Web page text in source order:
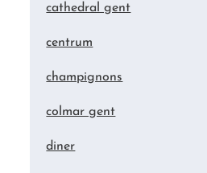
cathedral gent
centrum
champignons
colmar gent
diner